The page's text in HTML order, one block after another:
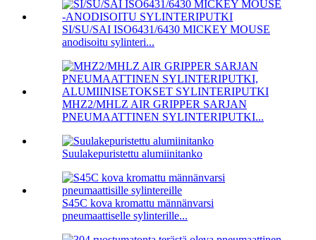
SI/SU/SAI ISO6431/6430 MICKEY MOUSE
anodisoitu sylinteri...
MHZ2/MHLZ AIR GRIPPER SARJAN
PNEUMAATTINEN SYLINTERIPUTKI...
Suulakepuristettu alumiinitanko
S45C kova kromattu männänvarsi
pneumaattiselle sylinterille...